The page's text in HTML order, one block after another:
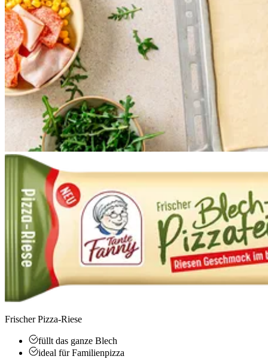
Frischer Pizza-Riese
füllt das ganze Blech
ideal für Familienpizza